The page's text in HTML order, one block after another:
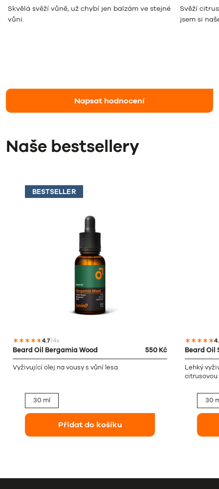
Skvělá svěží vůně, už chybí jen balzám ve stejné
vůni.
Svěží
jsem si
Napsat hodnocení
Naše bestsellery
BESTSELLER
4.774x
Beard Oil Bergamia Wood 550 Kč
Vyživující olej na vousy s vůní lesa
30 ml
Přidat do košíku
Beard Oil
Lehký
citrusovou
30